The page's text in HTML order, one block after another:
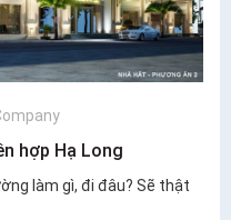
hợp Hạ Long
làm gì, đi đâu? Sẽ thật